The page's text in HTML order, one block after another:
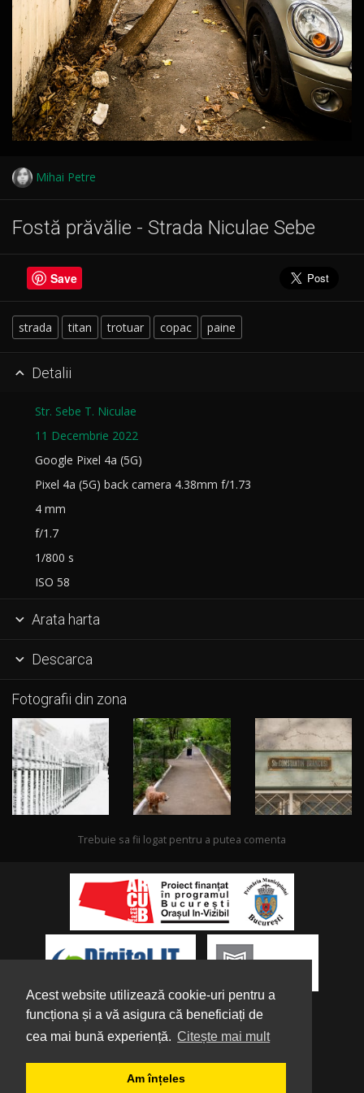
Acest website utilizează cookie-uri pentru a
funcționa și a vă asigura că beneficiați de
cea mai bună experiență. Citește mai mult
Am înțeles
Mihai Petre
Fostă prăvălie - Strada Niculae Sebe
Save
strada titan trotuar copac paine
 Detalii
Str. Sebe T. Niculae
11 Decembrie 2022
Google Pixel 4a (5G)
Pixel 4a (5G) back camera 4.38mm f/1.73
4 mm
f/1.7
1/800 s
ISO 58
 Arata harta
 Descarca
Fotografii din zona
Trebuie sa fii logat pentru a putea comenta
Despre noi | Parteneri